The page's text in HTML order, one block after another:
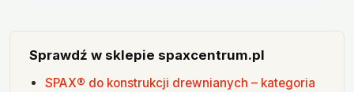
Sprawdź w sklepie spaxcentrum.pl
SPAX® do konstrukcji drewnianych – kategoria